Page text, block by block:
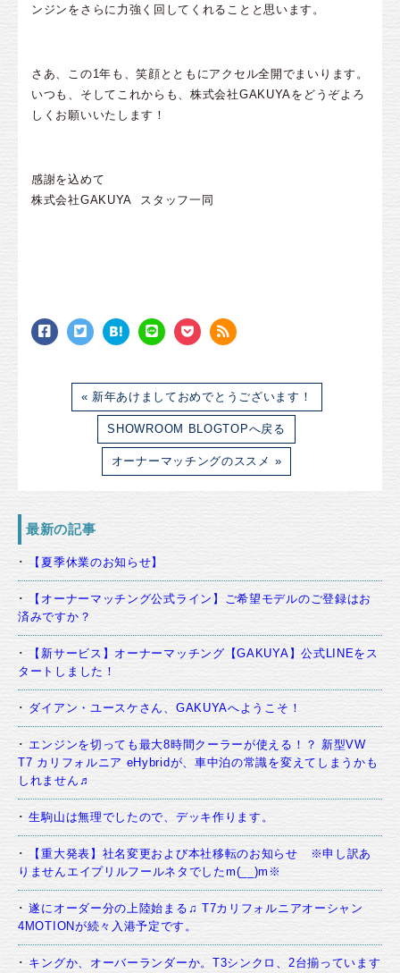
ンジンをさらに力強く回してくれることと思います。
さあ、この1年も、笑顔とともにアクセル全開でまいります。
いつも、そしてこれからも、株式会社GAKUYAをどうぞよろ
しくお願いいたします！
感謝を込めて
株式会社GAKUYA スタッフ一同
« 新年あけましておめでとうございます！
SHOWROOM BLOGTOPへ戻る
オーナーマッチングのススメ »
最新の記事
【夏季休業のお知らせ】
【オーナーマッチング公式ライン】ご希望モデルのご登録はお
済みですか？
【新サービス】オーナーマッチング【GAKUYA】公式LINEをス
タートしました！
ダイアン・ユースケさん、GAKUYAへようこそ！
エンジンを切っても最大8時間クーラーが使える！？ 新型VW
T7 カリフォルニア eHybridが、車中泊の常識を変えてしまうかも
しれません♬
生駒山は無理でしたので、デッキ作ります。
【重大発表】社名変更および本社移転のお知らせ ※申し訳あ
りませんエイプリルフールネタでしたm(__)m※
遂にオーダー分の上陸始まる♫ T7カリフォルニアオーシャン
4MOTIONが続々入港予定です。
キングか、オーバーランダーか。T3シンクロ、2台揃っています